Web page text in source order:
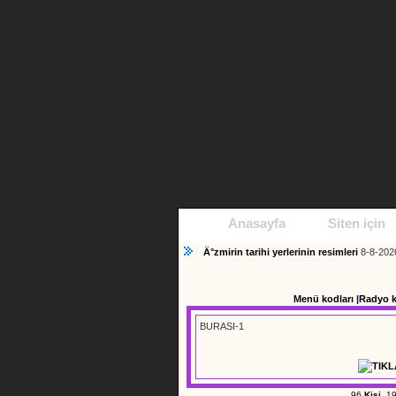
Anasayfa Siten için
Ä°zmirin tarihi yerlerinin resimleri 8-8-
Menü kodları |Radyo
BURASI-1